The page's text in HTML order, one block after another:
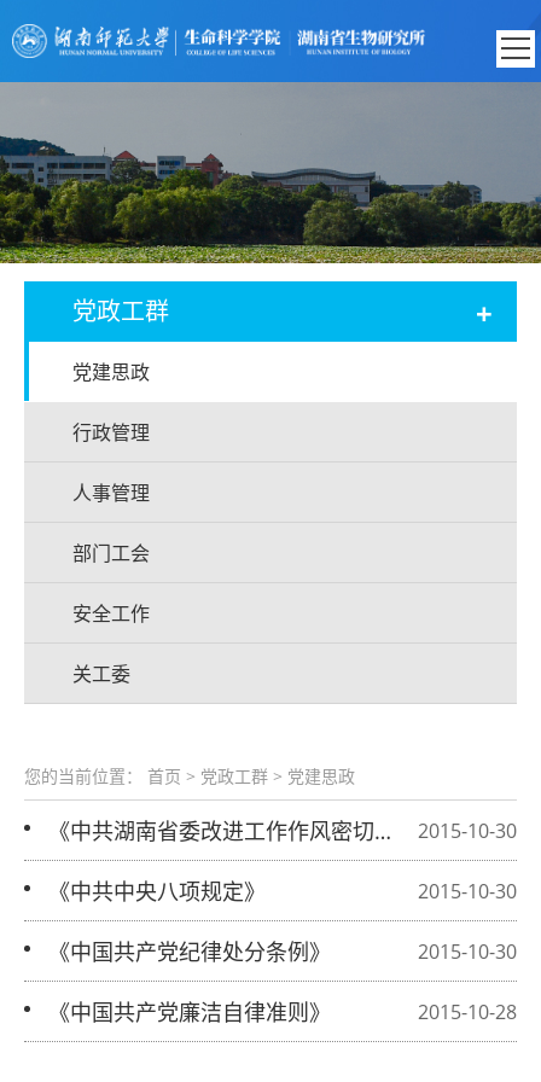
党政工群 +
党建思政
行政管理
人事管理
部门工会
安全工作
关工委
您的当前位置： 首页 > 党政工群 > 党建思政
2015-10-30
《中共湖南省委改进工作作风密切联系
群众九项规定》 2015-10-30
《中共中央八项规定》
2015-10-30
《中国共产党纪律处分条例》
2015-10-28
《中国共产党廉洁自律准则》